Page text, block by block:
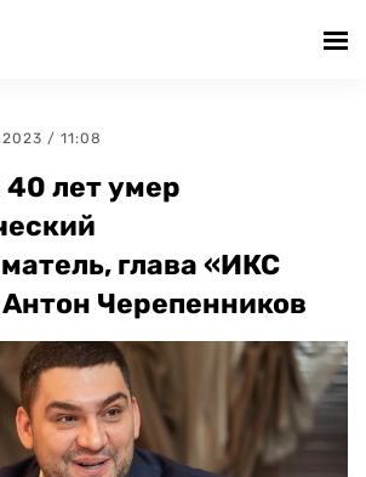
/ 11:08
40 лет умер
глава «ИКС
Черепенников